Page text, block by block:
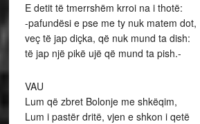
E detit të tmerrshëm krroi na i thotë:
-pafundësi e pse me ty nuk matem dot,
veç të jap diçka, që nuk mund ta dish:
të jap një pikë ujë që mund ta pish.-
VAU
Lum që zbret Bolonje me shkëqim,
Lum i pastër dritë, vjen e shkon i qetë